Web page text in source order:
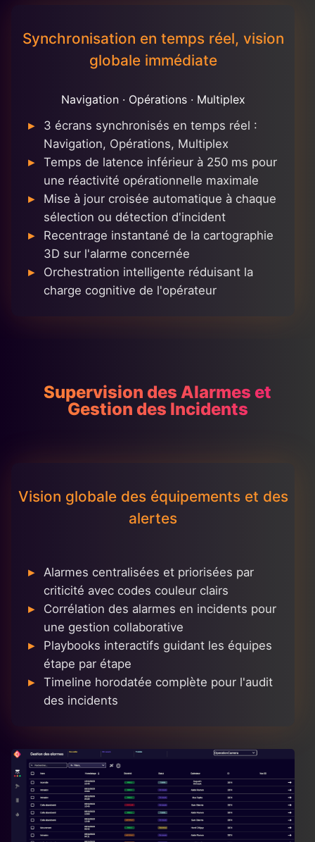
Synchronisation en temps réel, vision
globale immédiate
Navigation · Opérations · Multiplex
3 écrans synchronisés en temps réel :
Navigation, Opérations, Multiplex
Temps de latence inférieur à 250 ms pour
une réactivité opérationnelle maximale
Mise à jour croisée automatique à chaque
sélection ou détection d'incident
Recentrage instantané de la cartographie
3D sur l'alarme concernée
Orchestration intelligente réduisant la
charge cognitive de l'opérateur
Supervision des Alarmes et
Gestion des Incidents
Vision globale des équipements et des
alertes
Alarmes centralisées et priorisées par
criticité avec codes couleur clairs
Corrélation des alarmes en incidents pour
une gestion collaborative
Playbooks interactifs guidant les équipes
étape par étape
Timeline horodatée complète pour l'audit
des incidents